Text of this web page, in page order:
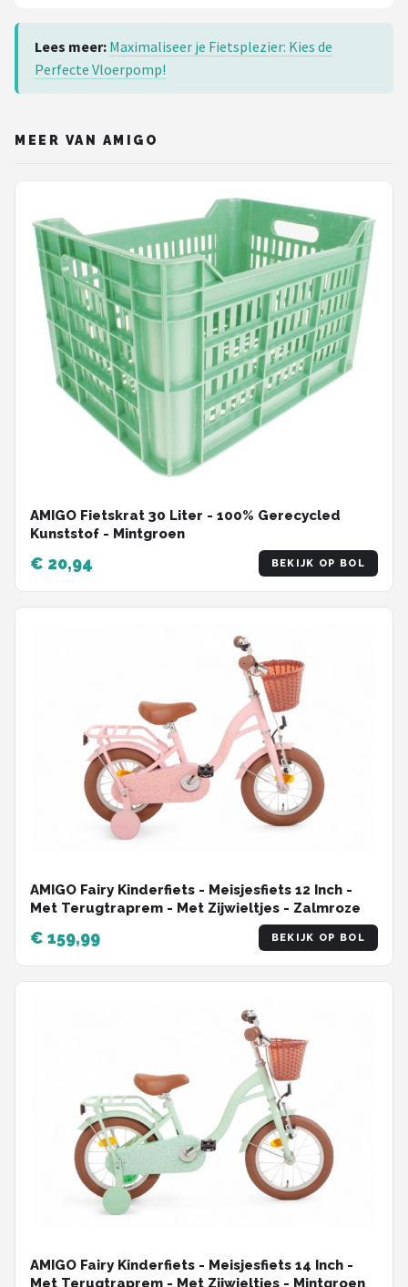
Lees meer: Maximaliseer je Fietsplezier: Kies de
Perfecte Vloerpomp!
MEER VAN AMIGO
AMIGO Fietskrat 30 Liter - 100% Gerecycled
Kunststof - Mintgroen
€ 20,94 BEKIJK OP BOL
AMIGO Fairy Kinderfiets - Meisjesfiets 12 Inch -
Met Terugtraprem - Met Zijwieltjes - Zalmroze
€ 159,99 BEKIJK OP BOL
AMIGO Fairy Kinderfiets - Meisjesfiets 14 Inch -
Met Terugtraprem - Met Zijwieltjes - Mintgroen